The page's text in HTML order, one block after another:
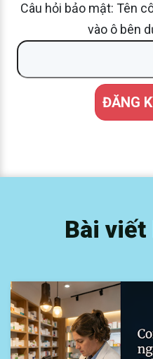
Câu hỏi bảo mật: Tên
vào ô bên
Bài viết